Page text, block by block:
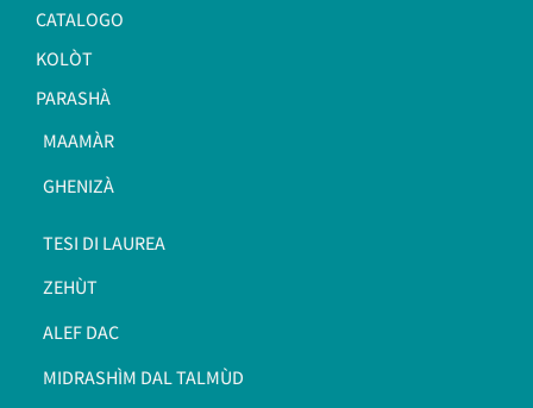
CATALOGO
KOLÒT
PARASHÀ
MAAMÀR
GHENIZÀ
TESI DI LAUREA
ZEHÙT
ALEF DAC
MIDRASHÌM DAL TALMÙD